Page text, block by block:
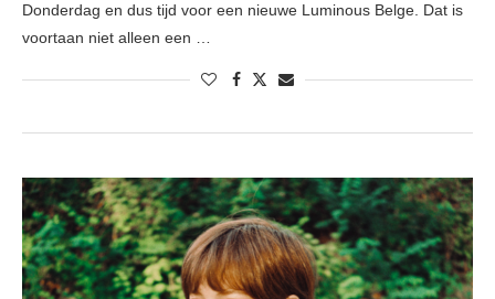
Donderdag en dus tijd voor een nieuwe Luminous Belge. Dat is
voortaan niet alleen een …